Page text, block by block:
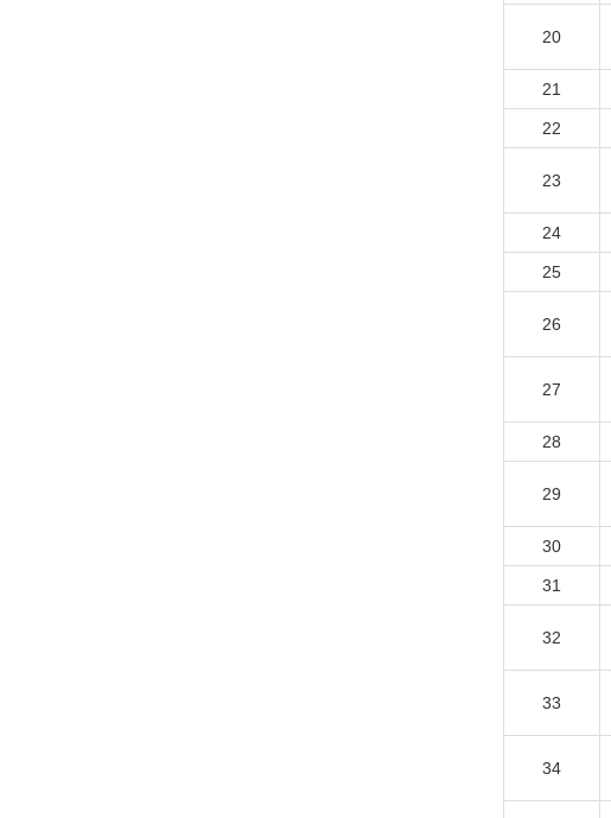
20
21
22
23
24
25
26
27
28
29
30
31
32
33
34